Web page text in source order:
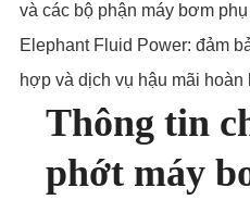
và các bộ phận máy bơm
Elephant Fluid Power: đảm
hợp và dịch vụ hậu mãi hoàn
Thông tin
phớt máy